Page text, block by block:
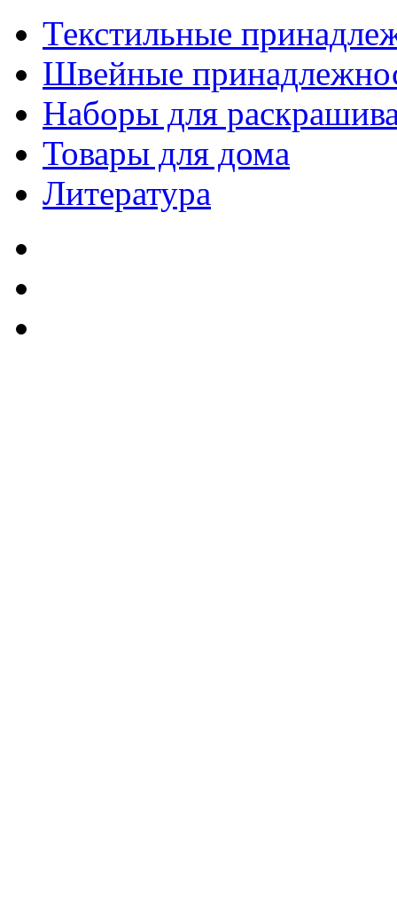
Текстильные
Швейные
Наборы для
Товары для дома
Литература